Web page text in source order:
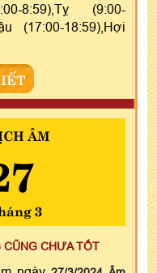
8:59),Tỵ (9:00-
(17:00-18:59),Hợi
ÂM
3
CŨNG CHƯA TỐT